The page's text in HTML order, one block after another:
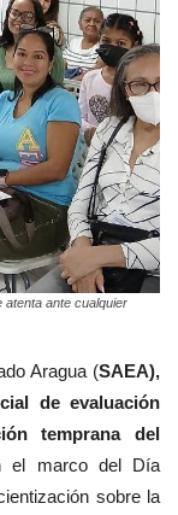
atenta ante cualquier
Aragua (SAEA),
de evaluación
temprana del
el marco del Día
sobre la